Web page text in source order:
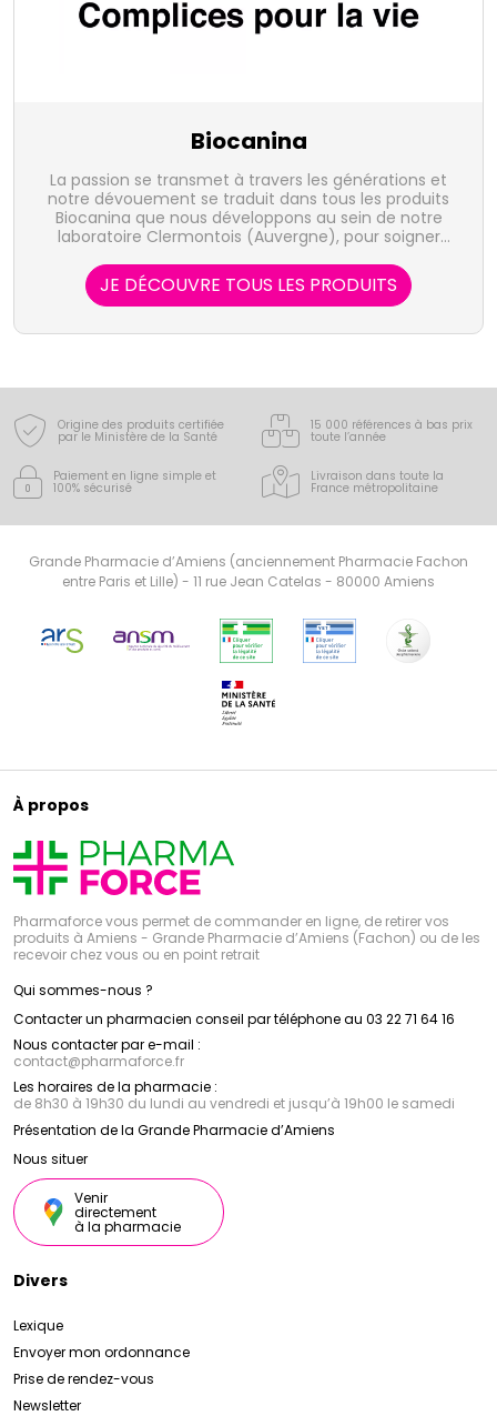
Biocanina
La passion se transmet à travers les générations et
notre dévouement se traduit dans tous les produits
Biocanina que nous développons au sein de notre
laboratoire Clermontois (Auvergne), pour soigner
qu'ils méritent.
JE DÉCOUVRE TOUS LES PRODUITS
Origine des produits certifiée
par le Ministère de la Santé
15 000 références à bas prix
toute l’année
Paiement en ligne simple et
100% sécurisé
Livraison dans toute la
France métropolitaine
Grande Pharmacie d’Amiens (anciennement Pharmacie Fachon
entre Paris et Lille) - 11 rue Jean Catelas - 80000 Amiens
À propos
Pharmaforce vous permet de commander en ligne, de retirer vos
produits à Amiens - Grande Pharmacie d’Amiens (Fachon) ou de les
recevoir chez vous ou en point retrait
Qui sommes-nous ?
Contacter un pharmacien conseil par téléphone au 03 22 71 64 16
Nous contacter par e-mail :
contact@pharmaforce.fr
Les horaires de la pharmacie :
de 8h30 à 19h30 du lundi au vendredi et jusqu’à 19h00 le samedi
Présentation de la Grande Pharmacie d’Amiens
Nous situer
Venir
directement
à la pharmacie
Divers
Lexique
Envoyer mon ordonnance
Prise de rendez-vous
Newsletter